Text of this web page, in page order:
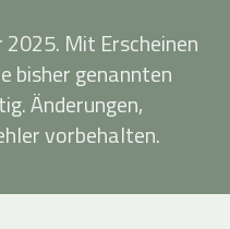
Mit Erscheinen
bisher genannten
Änderungen,
vorbehalten.